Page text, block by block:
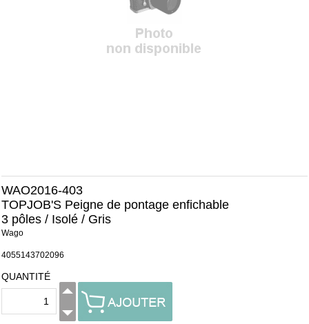
WAO2016-403
TOPJOB'S Peigne de pontage enfichable
3 pôles / Isolé / Gris
Wago
4055143702096
QUANTITÉ